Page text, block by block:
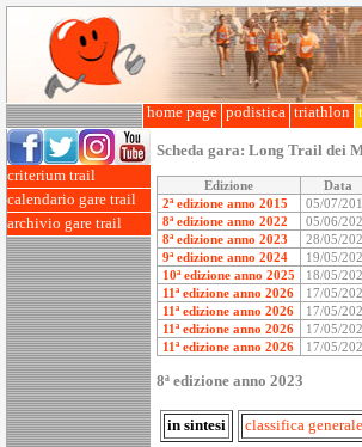
home page podistica triathlon
criterium trail
calendario gare trail
archivio gare trail
Scheda gara: Long Trail dei
Edizione Data
2ª edizione anno 2015
05/07/
8ª edizione anno 2022
05/06/
8ª edizione anno 2023
28/05/
9ª edizione anno 2024
19/05/
10ª edizione anno 2025
18/05/
11ª edizione anno 2026
17/05/
11ª edizione anno 2026
17/05/
11ª edizione anno 2026
17/05/
11ª edizione anno 2026
17/05/
8ª edizione anno 2023
in sintesi classifica generale